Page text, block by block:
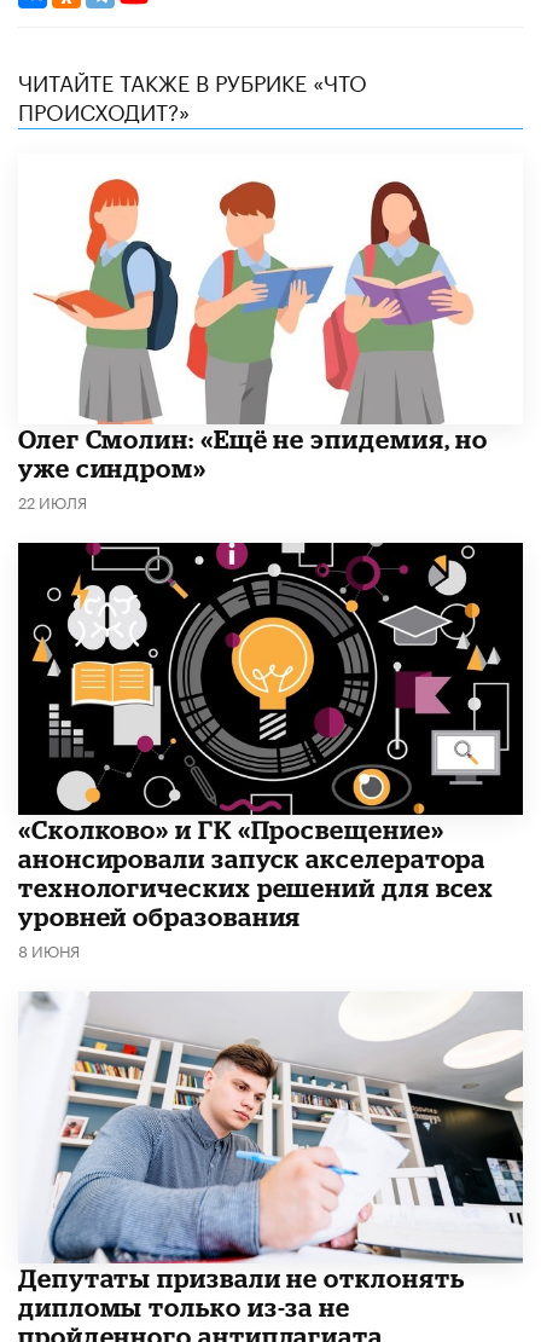
ЧИТАЙТЕ ТАКЖЕ В РУБРИКЕ «ЧТО
ПРОИСХОДИТ?»
​Олег Смолин: «Ещё не эпидемия, но
уже синдром»
22 ИЮЛЯ
«Сколково» и ГК «Просвещение»
анонсировали запуск акселератора
технологических решений для всех
уровней образования
8 ИЮНЯ
Депутаты призвали не отклонять
дипломы только из-за не
пройденного антиплагиата